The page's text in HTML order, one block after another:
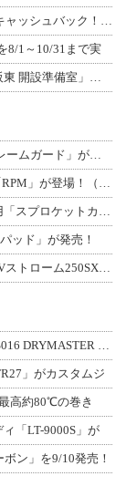
B+COM 最新モデル購入・下取りで最大9,000円をキャッシュバック！「B+F
8/1～10/31まで実
【トライアンフ】関西最大規模「トライアンフ大阪東 開設準備室」がオープン！ 限定
マジカルレーシングから MT-09／SP（24）用「フレームガード」が登場！
RPM から ホンダ GROM用エキゾーストシステム「RPM」が登場！（動画あり
カスタムスプロケットを見せる、Z900RS／CAFE用「スプロケットカバーフルキ
ッド」が発売！
ゲル素材入りで快適＆足つき向上！ デイトナから Vストローム250SX用「快適ロ
アールエスタイチの新ライディングシューズ「RSS016 DRYMASTER スト
」がカスタムジ
高約80℃の巻き
「LT-9000S」が
ン」を9/10発売！